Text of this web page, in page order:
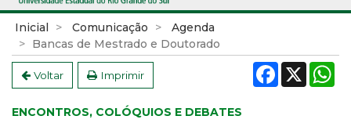
menu
para
busca
busca
Início
conteúdo
Inicial Comunicação
Agenda
Bancas de Mestrado e Doutorado
Voltar Imprimir Facebook
X
ENCONTROS, COLÓQUIOS E DEBATES